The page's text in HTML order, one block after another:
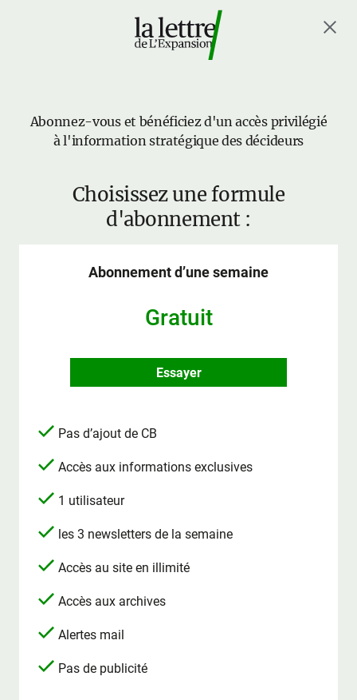
Abonnez-vous et bénéficiez d'un accès privilégié
à l'information stratégique des décideurs
Choisissez une formule
d'abonnement :
Abonnement d’une semaine
Gratuit
Essayer
Pas d’ajout de CB
Accès aux informations exclusives
1 utilisateur
les 3 newsletters de la semaine
Accès au site en illimité
Accès aux archives
Alertes mail
Pas de publicité